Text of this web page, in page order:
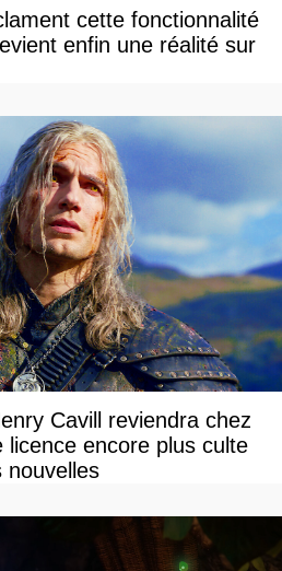
cette fonctionnalité
enfin une réalité sur
Cavill reviendra chez
licence encore plus culte
nouvelles